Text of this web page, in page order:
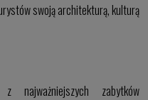
swoją architekturą, kulturą
zabytków